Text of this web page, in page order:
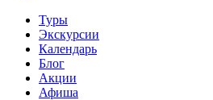
Туры
Экскурсии
Календарь
Блог
Акции
Афиша